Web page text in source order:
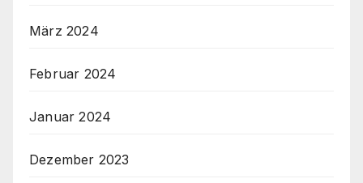
März 2024
Februar 2024
Januar 2024
Dezember 2023